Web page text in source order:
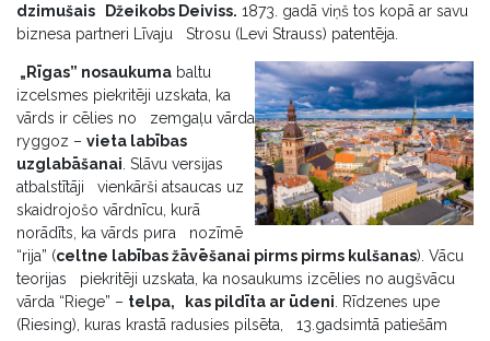
dzimušais Džeikobs Deiviss. 1873. gadā viņš tos kopā ar savu
biznesa partneri Līvaju Strosu (Levi Strauss) patentēja.
„Rīgas” nosaukuma baltu
izcelsmes piekritēji uzskata, ka
vārds ir cēlies no zemgaļu vārda
ryggoz – vieta labības
uzglabāšanai . Slāvu versijas
atbalstītāji vienkārši atsaucas uz
skaidrojošo vārdnīcu, kurā
norādīts, ka vārds рига nozīmē
“rija” (сeltne labības žāvēšanai pirms pirms kulšanas). Vācu
teorijas piekritēji uzskata, ka nosaukums izcēlies no augšvācu
vārda “Riege” – telpa, kas pi ldīta ar ūdeni . Rīdzenes upe
(Riesing), kuras krastā radusies pilsēta, 13.gadsimtā patiešām